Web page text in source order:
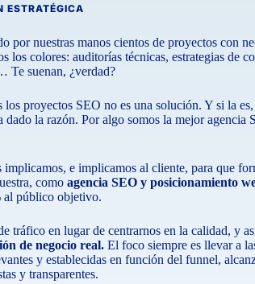
ESTRATÉGICA
por nuestras manos cientos de proyectos con
los colores: auditorías técnicas, estrategias de
Te suenan, ¿verdad?
proyectos SEO no es una solución. Y si la
la razón. Por algo somos la mejor agencia
e implicamos al cliente, para que
como agencia SEO y posicionamiento
al público objetivo.
tráfico en lugar de centrarnos en la calidad, y
de negocio real. El foco siempre es llevar a
y establecidas en función del funnel,
y transparentes.